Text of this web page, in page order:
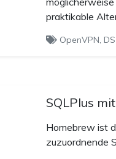
praktikable
OpenVPN,
SQLPlus
Homebrew ist
zuzuordnende